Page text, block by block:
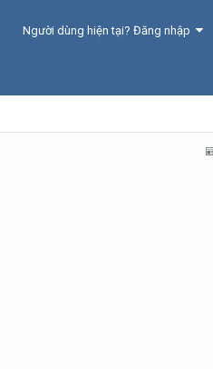
Người dùng hiện tại? Đăng nhập